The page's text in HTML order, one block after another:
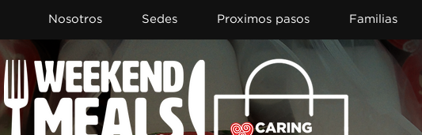
Nosotros Sedes Proximos pasos Familias